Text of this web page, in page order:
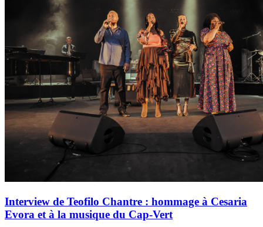
Interview de Teofilo Chantre : hommage à Cesaria
Evora et à la musique du Cap-Vert